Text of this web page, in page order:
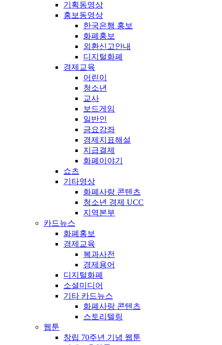
기획동영상
홍보동영상
한국은행 홍보
화폐홍보
외환신고안내
디지털화폐
경제교육
어린이
청소년
교사
보드게임
일반인
금요강좌
경제지표해설
지급결제
화폐이야기
쇼츠
기타영상
화폐사랑 콘텐츠
청소년 경제 UCC
지역본부
카드뉴스
화폐홍보
경제교육
복과사전
경제용어
디지털화폐
소셜미디어
기타 카드뉴스
화폐사랑 콘텐츠
스토리텔링
웹툰
창립 70주년 기념 웹툰